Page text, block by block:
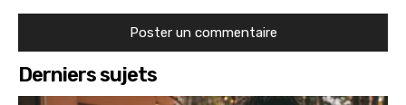
Derniers sujets